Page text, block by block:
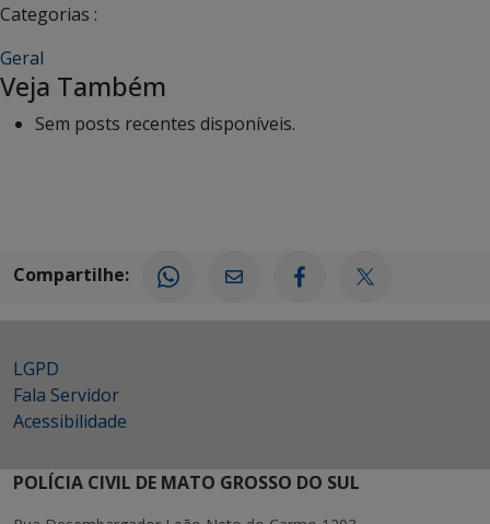
Categorias :
Geral
Veja Também
Sem posts recentes disponíveis.
Compartilhe:
LGPD
Fala Servidor
Acessibilidade
POLÍCIA CIVIL DE MATO GROSSO DO SUL